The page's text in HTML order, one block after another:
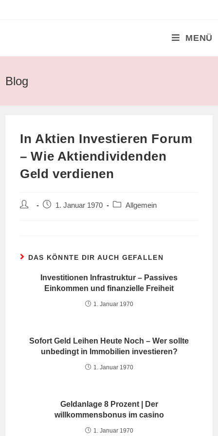
MENÜ
Blog
In Aktien Investieren Forum
– Wie Aktiendividenden
Geld verdienen
Beitrags-Beitrag1. Januar 1970
Beitrags-
Allgemein
DAS KÖNNTE DIR AUCH GEFALLEN
Investitionen Infrastruktur – Passives
Einkommen und finanzielle Freiheit
1. Januar 1970
Sofort Geld Leihen Heute Noch – Wer sollte
unbedingt in Immobilien investieren?
1. Januar 1970
Geldanlage 8 Prozent | Der
willkommensbonus im casino
1. Januar 1970